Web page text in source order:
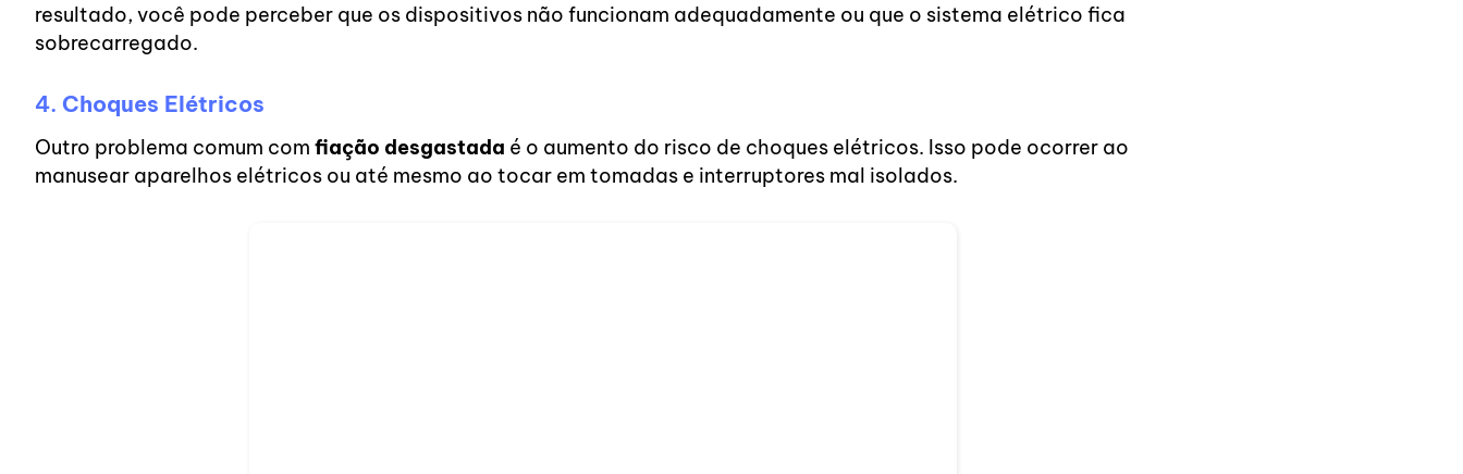
resultado, você pode perceber que os dispositivos não funcionam adequadamente ou que o sistema elétrico fica
sobrecarregado.
4. Choques Elétricos
Outro problema comum com fiação desgastada é o aumento do risco de choques elétricos. Isso pode ocorrer ao
manusear aparelhos elétricos ou até mesmo ao tocar em tomadas e interruptores mal isolados.